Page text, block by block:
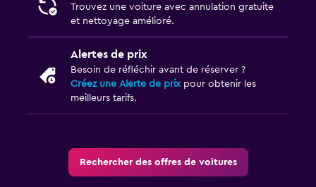
Trouvez une voiture avec annulation gratuite
et nettoyage amélioré.
Alertes de prix
Besoin de réfléchir avant de réserver ?
Créez une Alerte de prixpour obtenir les
meilleurs tarifs.
Rechercher des offres de voitures